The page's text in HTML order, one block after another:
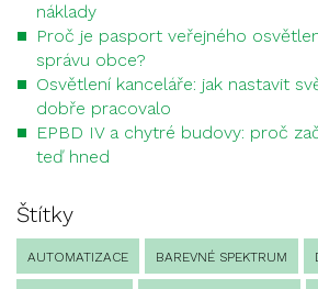
náklady
Proč je pasport veřejného
správu obce?
Osvětlení kanceláře: jak nastavit
dobře pracovalo
EPBD IV a chytré budovy: proč
teď hned
Štítky
AUTOMATIZACE BAREVNÉ SPEKTRUM